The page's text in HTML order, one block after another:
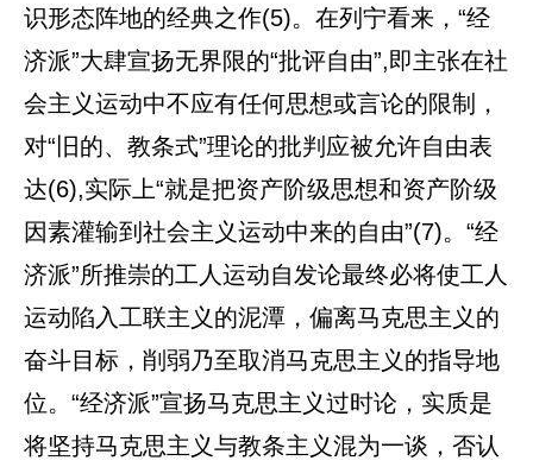
识形态阵地的经典之作(5)。在列宁看来，“经
济派”大肆宣扬无界限的“批评自由”,即主张在社
会主义运动中不应有任何思想或言论的限制，
对“旧的、教条式”理论的批判应被允许自由表
达(6),实际上“就是把资产阶级思想和资产阶级
因素灌输到社会主义运动中来的自由”(7)。“经
济派”所推崇的工人运动自发论最终必将使工人
运动陷入工联主义的泥潭，偏离马克思主义的
奋斗目标，削弱乃至取消马克思主义的指导地
位。“经济派”宣扬马克思主义过时论，实质是
将坚持马克思主义与教条主义混为一谈，否认